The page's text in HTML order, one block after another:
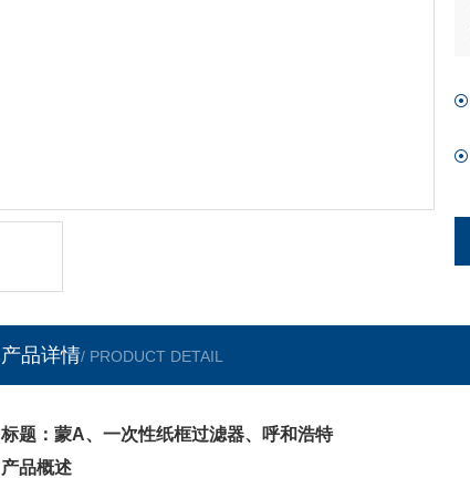
产品详情/ PRODUCT DETAIL
标题：蒙A、一次性纸框过滤器、呼和浩特
产品概述